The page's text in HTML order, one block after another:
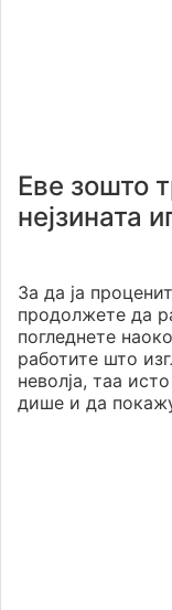
Еве зошто
нејзината
За да ја
продолжете да
погледнете
работите што
неволја, таа
дише и да